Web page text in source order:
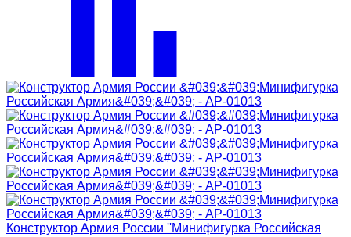
Конструктор Армия России ''Минифигурка Российская